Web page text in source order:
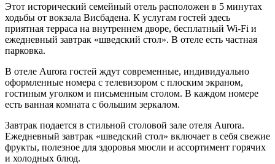
Этот исторический семейный отель расположен в 5 минутах
ходьбы от вокзала Висбадена. К услугам гостей здесь
приятная терраса на внутреннем дворе, бесплатный Wi-Fi и
ежедневный завтрак «шведский стол». В отеле есть частная
парковка.
В отеле Aurora гостей ждут современные, индивидуально
оформленные номера с телевизором с плоским экраном,
гостиным уголком и письменным столом. В каждом номере
есть ванная комната с большим зеркалом.
Завтрак подается в стильной столовой зале отеля Aurora.
Ежедневный завтрак «шведский стол» включает в себя свежие
фрукты, полезное для здоровья мюсли и ассортимент горячих
и холодных блюд.